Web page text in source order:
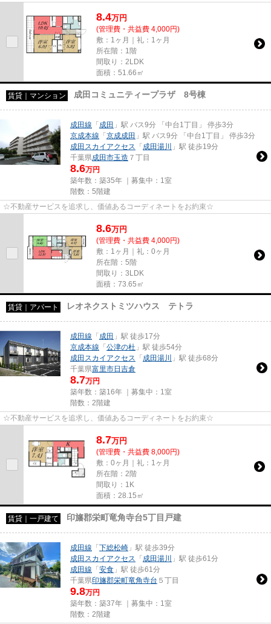
8.4万円
(管理費・共益費 4,000円)
敷：1ヶ月｜礼：1ヶ月
所在階：1階
間取り：2LDK
面積：51.66㎡
賃貸｜マンション 成田コミュニティープラザ 8号棟
成田線 「成田 」駅 バス9分 「中台1丁目」 停歩3分
京成本線 「京成成田 」駅 バス9分 「中台1丁目」 停歩3分
成田スカイアクセス
「成田湯川
」駅 徒歩19分
千葉県成田市玉造 ７丁目
8.6万円
築年数：築35年 ｜募集中： 1室
階数：5階建
☆不動産サービスを追求し、価値あるコーディネートをお約束☆
8.6万円
(管理費・共益費 4,000円)
敷：1ヶ月｜礼：0ヶ月
所在階：5階
間取り：3LDK
面積：73.65㎡
賃貸｜アパート レオネクストミツハウス テトラ
成田線 「成田 」駅 徒歩17分
京成本線 「公津の杜 」駅 徒歩54分
成田スカイアクセス
「成田湯川
」駅 徒歩68分
千葉県富里市日吉倉
8.7万円
築年数：築16年 ｜募集中： 1室
階数：2階建
☆不動産サービスを追求し、価値あるコーディネートをお約束☆
8.7万円
(管理費・共益費 8,000円)
敷：0ヶ月｜礼：1ヶ月
所在階：2階
間取り：1K
面積：28.15㎡
賃貸｜一戸建て 印旛郡栄町竜角寺台5丁目戸建
成田線 「下総松崎 」駅 徒歩39分
成田スカイアクセス
「成田湯川
」駅 徒歩61分
成田線 「安食 」駅 徒歩61分
千葉県印旛郡栄町竜角寺台 ５丁目
9.8万円
築年数：築37年 ｜募集中： 1室
階数：2階建